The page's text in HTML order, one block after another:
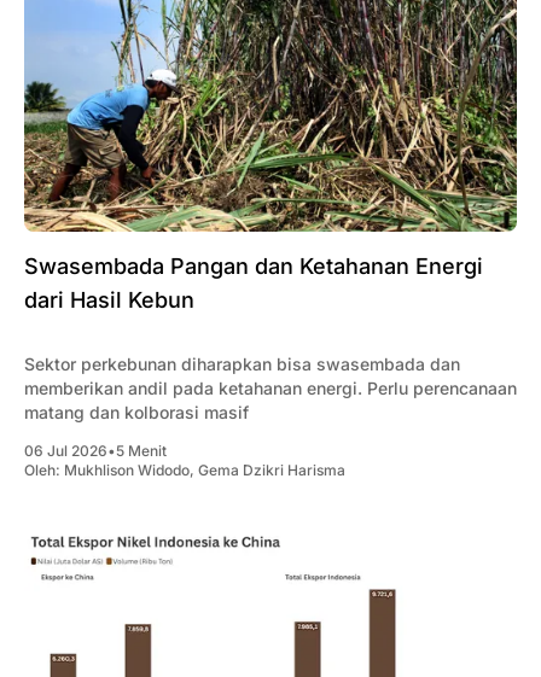
Swasembada Pangan dan Ketahanan Energi
dari Hasil Kebun
Sektor perkebunan diharapkan bisa swasembada dan
memberikan andil pada ketahanan energi. Perlu perencanaan
matang dan kolborasi masif
06 Jul 2026•5 Menit
Oleh: Mukhlison Widodo, Gema Dzikri Harisma